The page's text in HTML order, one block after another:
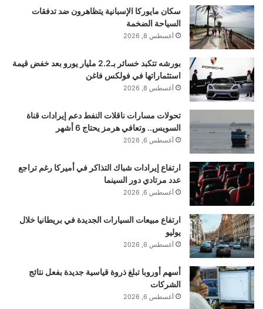
215 مليونسنة يعود تاريخها إلى نهاية العصر الترياسي.
ونشرت نتائج هذه الدراسات عام 2020 في المجلة بناس.
الرحلات الاستكشافية 2022 و 2025 سنوات من العمل
في جزيرة إيمر، في دراسة صخور العصر الديفوني التي
يصل عمرها إلى 420 مليون سنة. وكان الهدف هو رباعيات
الأرجل المبكرة، وهي الأشكال الانتقالية بين الأسماك
والفقاريات البرية.
“لقد حققت كلتا البعثتين نجاحا مطلقا. وستكون
المواد التي تم جمعها كافية للبحث على مدى
سكان مايوركا الإسبانية يتظاهرون ضد تدفقات
السياحة الضخمة
أغسطس 8, 2026
بورشه تتكبد خسائر بـ2.2 مليار يورو بعد خفض قيمة
استثماراتها في فولكس فاغن
أغسطس 8, 2026
تحولات مسارات ناقلات النفط دعم إيرادات قناة
السويس.. وتعافي هرمز يحتاج 6 أشهر
أغسطس 6, 2026
ارتفاع إيرادات شباك التذاكر في أميركا رغم تراجع
عدد مرتادي دور السينما
أغسطس 6, 2026
ارتفاع مبيعات السيارات الجديدة في بريطانيا خلال
يوليو
أغسطس 6, 2026
أسهم أوروبا تبلغ ذروة قياسية جديدة بفعل نتائج
الشركات
أغسطس 6, 2026